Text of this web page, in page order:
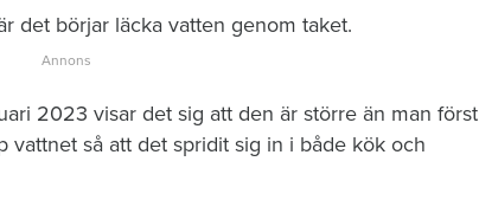
det börjar läcka vatten genom taket.
2023 visar det sig att den är större än man först
så att det spridit sig in i både kök och